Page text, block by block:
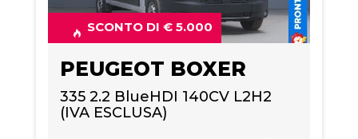
SCONTO DI € 5.000
PEUGEOT BOXER
335 2.2 BlueHDI 140CV L2H2
(IVA ESCLUSA)